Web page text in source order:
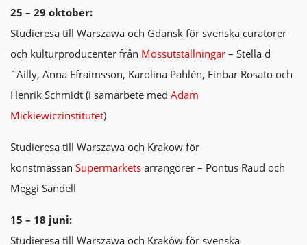
25 – 29 oktober:
Studieresa till Warszawa och Gdansk för svenska curatorer
och kulturproducenter från Mossutställningar – Stella d
´Ailly, Anna Efraimsson, Karolina Pahlén, Finbar Rosato och
Henrik Schmidt (i samarbete med Adam
Mickiewiczinstitutet)
Studieresa till Warszawa och Krakow för
konstmässan Supermarkets arrangörer – Pontus Raud och
Meggi Sandell
15 – 18 juni:
Studieresa till Warszawa och Kraków för svenska